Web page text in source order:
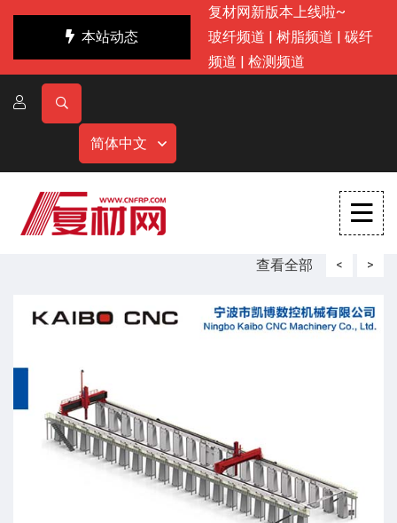
本站动态
复材网新版本上线啦~
玻纤频道 | 树脂频道 | 碳纤
频道 | 检测频道
简体中文
查看全部 < >